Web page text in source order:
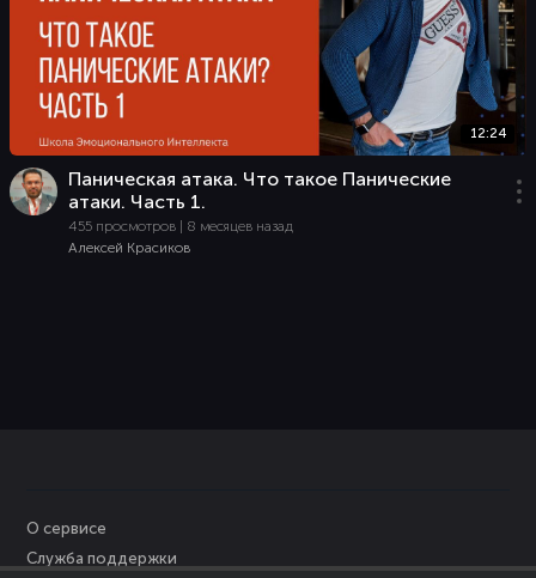
12:24
Паническая атака. Что такое Панические
атаки. Часть 1.
455 просмотров | 8 месяцев назад
Алексей Красиков
О сервисе
Служба поддержки